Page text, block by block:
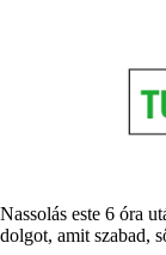
Nassolás este 6 óra
dolgot, amit szabad,